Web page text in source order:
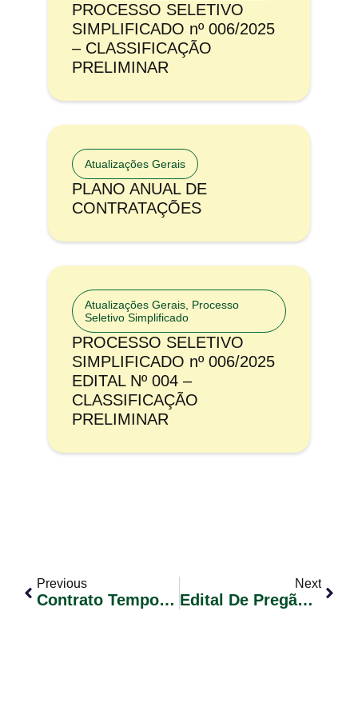
PROCESSO SELETIVO
SIMPLIFICADO nº 006/2025
– CLASSIFICAÇÃO
PRELIMINAR
Atualizações Gerais
PLANO ANUAL DE
CONTRATAÇÕES
Atualizações Gerais Processo
Seletivo Simplificado
PROCESSO SELETIVO
SIMPLIFICADO nº 006/2025
EDITAL Nº 004 –
CLASSIFICAÇÃO
PRELIMINAR
Previous
Contrato Temporário Conforme Lei Municipal Nº 2252/2023 – (Concurso Público 01/2019) Edital De Convocação De Candidatos Nº 006/2023
Next
Edital De Pregão Eletrônico Nº 03/2023 – Aquisição De Gás De Cozinha